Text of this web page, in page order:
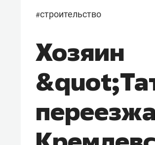
#строительство
Хозяин